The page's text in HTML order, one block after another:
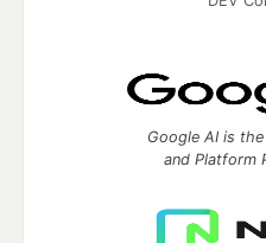
Google AI is
and Platform